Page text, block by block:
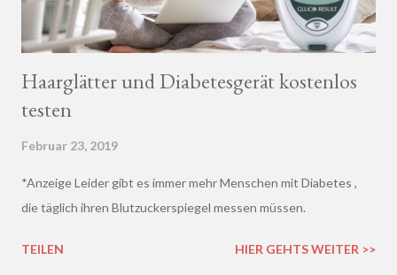
Haarglätter und Diabetesgerät kostenlos
testen
Februar 23, 2019
*Anzeige Leider gibt es immer mehr Menschen mit Diabetes ,
die täglich ihren Blutzuckerspiegel messen müssen.
TEILEN HIER GEHTS WEITER >>